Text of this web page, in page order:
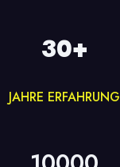
30+
JAHRE ERFAHRUNG